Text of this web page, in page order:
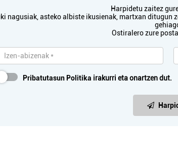
Harpidetu zaitez
nagusiak, asteko albiste ikusienak, martxan ditugun
Ostiralero zure
Pribatutasun Politika irakurri eta onartzen dut.
Osasungintza
HORTZ...
Orereta
BEGI